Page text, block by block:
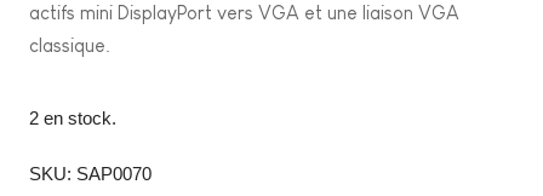
actifs mini DisplayPort vers VGA et une liaison VGA
classique.
2 en stock.
SKU: SAP0070